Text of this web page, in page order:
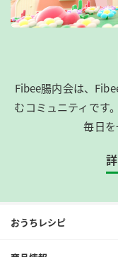
Fibee腸内会は、​
むコミュニティです
毎日を
おうちレシピ